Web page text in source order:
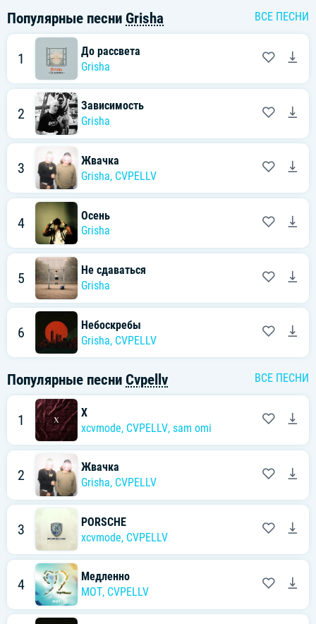
Популярные песни Grisha ВСЕ ПЕСНИ
1
До рассвета
Grisha
2
Зависимость
Grisha
3
Жвачка
Grisha, CVPELLV
4
Осень
Grisha
5
Не сдаваться
Grisha
6
Небоскребы
Grisha, CVPELLV
Популярные песни Cvpellv ВСЕ ПЕСНИ
1
X
xcvmode, CVPELLV, sam omi
2
Жвачка
Grisha, CVPELLV
3
PORSCHE
xcvmode, CVPELLV
4
Медленно
MOT, CVPELLV